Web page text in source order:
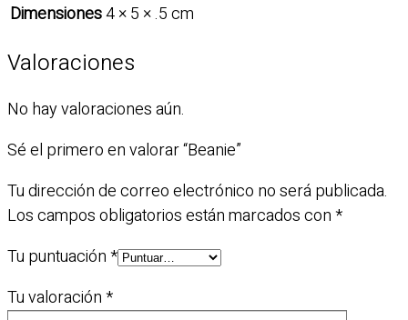
Dimensiones4 × 5 × .5 cm
Valoraciones
No hay valoraciones aún.
Sé el primero en valorar “Beanie”
Tu dirección de correo electrónico no será publicada.
Los campos obligatorios están marcados con*
Tu puntuación*
Tu valoración*